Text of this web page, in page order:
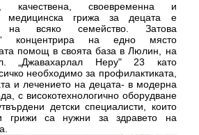
качествена, своевременна и
медицинска грижа за децата е
на всяко семейство. Затова
концентрира на едно място
помощ в своята база в Люлин, на
„Джавахарлал Неру" 23 като
необходимо за профилактиката,
и лечението на децата- в модерна
с високотехнологично оборудване
детски специалисти, които
грижи са нужни за здравето на